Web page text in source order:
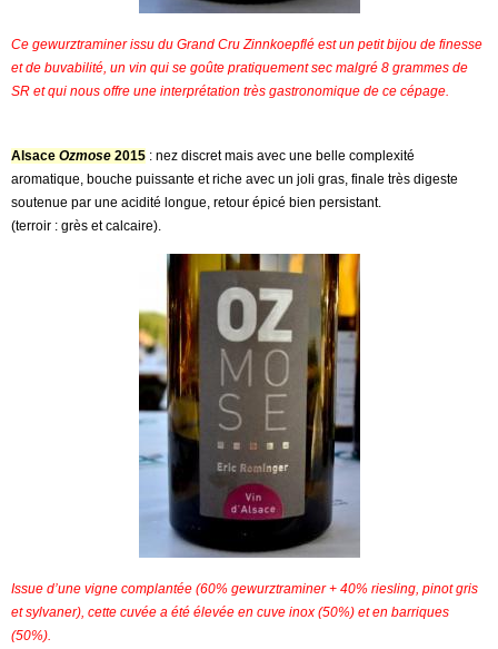
Ce gewurztraminer issu du Grand Cru Zinnkoepflé est un petit bijou de finesse
et de buvabilité, un vin qui se goûte pratiquement sec malgré 8 grammes de
SR et qui nous offre une interprétation très gastronomique de ce cépage.
Alsace Ozmose 2015 : nez discret mais avec une belle complexité
aromatique, bouche puissante et riche avec un joli gras, finale très digeste
soutenue par une acidité longue, retour épicé bien persistant.
(terroir : grès et calcaire).
Issue d’une vigne complantée (60% gewurztraminer + 40% riesling, pinot gris
et sylvaner), cette cuvée a été élevée en cuve inox (50%) et en barriques
(50%).